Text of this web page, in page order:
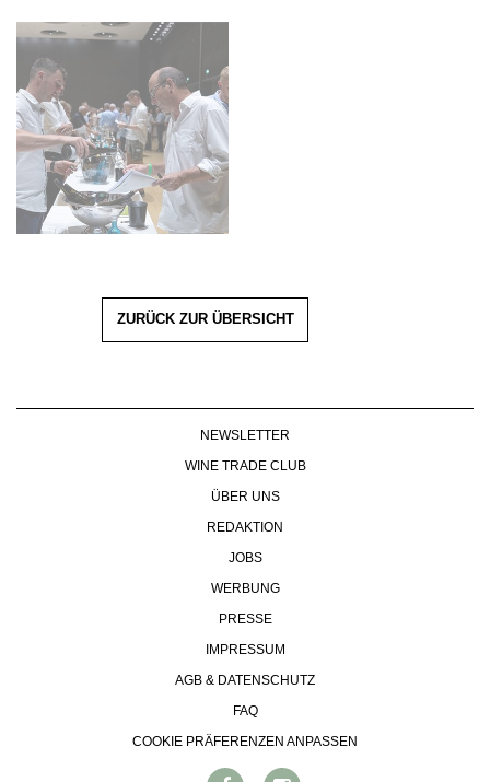
ZURÜCK ZUR ÜBERSICHT
NEWSLETTER
WINE TRADE CLUB
ÜBER UNS
REDAKTION
JOBS
WERBUNG
PRESSE
IMPRESSUM
AGB & DATENSCHUTZ
FAQ
COOKIE PRÄFERENZEN ANPASSEN